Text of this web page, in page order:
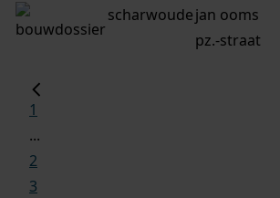
scharwoudejan ooms
pz.-straat
1
...
2
3